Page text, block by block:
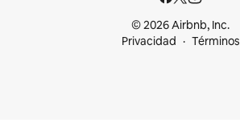
© 2026 Airbnb, Inc.
Privacidad
Términos